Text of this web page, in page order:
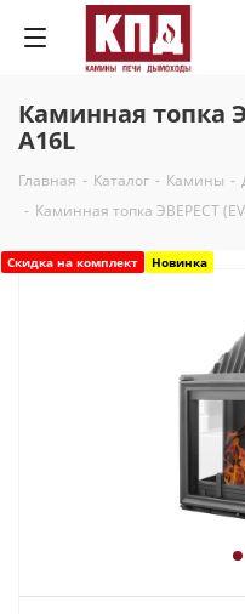
Каминная топка
A16L
Главная - Каталог - Камины -
- Каминная топка ЭВЕРЕСТ
Скидка на комплект Новинка